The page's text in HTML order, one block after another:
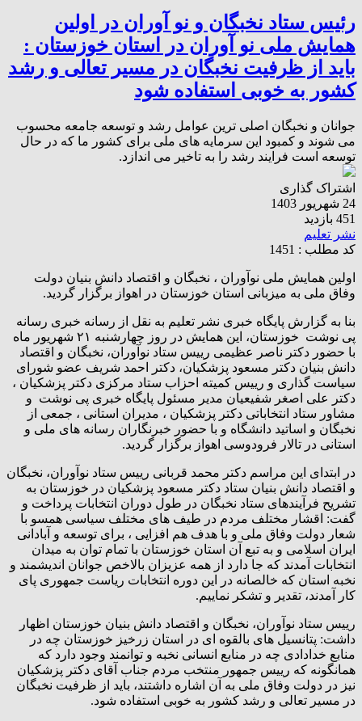
رئیس ستاد نخبگان و نو آوران در اولین
همایش ملی نو آوران در استان خوزستان :
باید از ظرفیت نخبگان در مسیر تعالی و رشد
کشور به خوبی استفاده شود
جوانان و نخبگان اصلی ترین عوامل رشد و توسعه جامعه محسوب
می شوند و کمبود این سرمایه های ملی برای کشور ما که در حال
توسعه است فرایند رشد را به تاخیر می اندازد.
اشتراک گذاری
24 شهریور 1403
451 بازدید
نشر تعلیم
کد مطلب : 1451
اولین همایش ملی نوآوران ، نخبگان و اقتصاد دانش بنیان دولت
وفاق ملی به میزبانی استان خوزستان در اهواز برگزار گردید.
بنا به گزارش پایگاه خبری نشر تعلیم به نقل از رسانه خبری رسانه
پی نوشت خوزستان، این همایش در روز چهارشنبه ۲۱ شهریور ماه
با حضور دکتر ناصر عظیمی رییس ستاد نوآوران، نخبگان و اقتصاد
دانش بنیان دکتر مسعود پزشکیان، دکتر احمد شریف عضو شورای
سیاست گذاری و رییس کمیته احزاب ستاد مرکزی دکتر پزشکیان ،
دکتر علی اصغر شفیعیان مدیر مسئول پایگاه خبری پی نوشت و
مشاور ستاد انتخاباتی دکتر پزشکیان ، مدیران استانی ، جمعی از
نخبگان و اساتید دانشگاه و با حضور خبرنگاران رسانه های ملی و
استانی در تالار فرودوسی اهواز برگزار گردید.
در ابتدای این مراسم دکتر محمد قربانی رییس ستاد نوآوران، نخبگان
و اقتصاد دانش بنیان ستاد دکتر مسعود پزشکیان در خوزستان به
تشریح فرآیندهای ستاد نخبگان در طول دوران انتخابات پرداخت و
گفت: اقشار مختلف مردم در طیف های مختلف سیاسی همسو با
شعار دولت وفاق ملی و با هدف هم افزایی ، برای توسعه و آبادانی
ایران اسلامی و به تبع آن استان خوزستان با تمام توان به میدان
انتخابات آمدند که جا دارد از همه عزیزان بالاخص جوانان اندیشمند و
نخبه استان که خالصانه در این دوره انتخابات ریاست جمهوری پای
کار آمدند، تقدیر و تشکر نماییم.
رییس ستاد نوآوران، نخبگان و اقتصاد دانش بنیان خوزستان اظهار
داشت: پتانسیل های بالقوه ای در استان زرخیز خوزستان چه در
منابع خدادادی چه در منابع انسانی نخبه و توانمند وجود دارد که
همانگونه که رییس جمهور منتخب مردم جناب آقای دکتر پزشکیان
نیز در دولت وفاق ملی به آن اشاره داشتند، باید از ظرفیت نخبگان
در مسیر تعالی و رشد کشور به خوبی استفاده شود.